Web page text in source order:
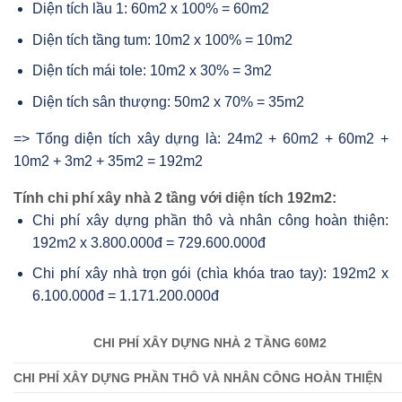
Diện tích lầu 1: 60m2 x 100% = 60m2
Diện tích tầng tum: 10m2 x 100% = 10m2
Diện tích mái tole: 10m2 x 30% = 3m2
Diện tích sân thượng: 50m2 x 70% = 35m2
=> Tổng diện tích xây dựng là: 24m2 + 60m2 + 60m2 +
10m2 + 3m2 + 35m2 = 192m2
Tính chi phí xây nhà 2 tầng với diện tích 192m2:
Chi phí xây dựng phần thô và nhân công hoàn thiện:
192m2 x 3.800.000đ = 729.600.000đ
Chi phí xây nhà trọn gói (chìa khóa trao tay): 192m2 x
6.100.000đ = 1.171.200.000đ
CHI PHÍ XÂY DỰNG NHÀ 2 TẦNG 60M2
CHI PHÍ XÂY DỰNG PHẦN THÔ VÀ NHÂN CÔNG HOÀN THIỆN